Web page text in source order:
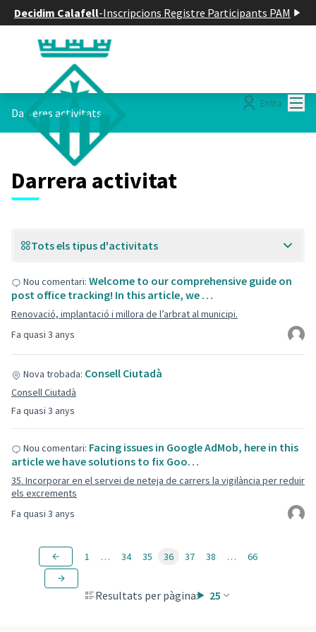
Decidim Calafell-Inscripcions Registre Participants PAM
Entra
Darreres activitats
Darrera activitat
Tots els tipus d'activitats
Fa quasi 3 anys
Nou comentari: Welcome to our comprehensive guide on
post office tracking! In this article, we …
Renovació, implantació i millora de l’arbrat al municipi.
Fa quasi 3 anys
Nova trobada: Consell Ciutadà
Consell Ciutadà
Fa quasi 3 anys
Nou comentari: Facing issues in Google AdMob, here in this
article we have solutions to fix Goo…
35. Incorporar en el servei de neteja de carrers la vigilància per reduir
els excrements
Resultats per pàgina: 25
1 … 34 35 36 37 38 … 66